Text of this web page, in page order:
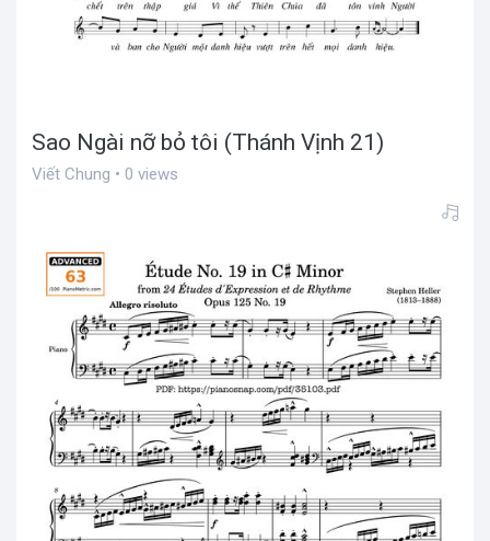
Sao Ngài nỡ bỏ tôi (Thánh Vịnh 21)
Viết Chung • 0 views